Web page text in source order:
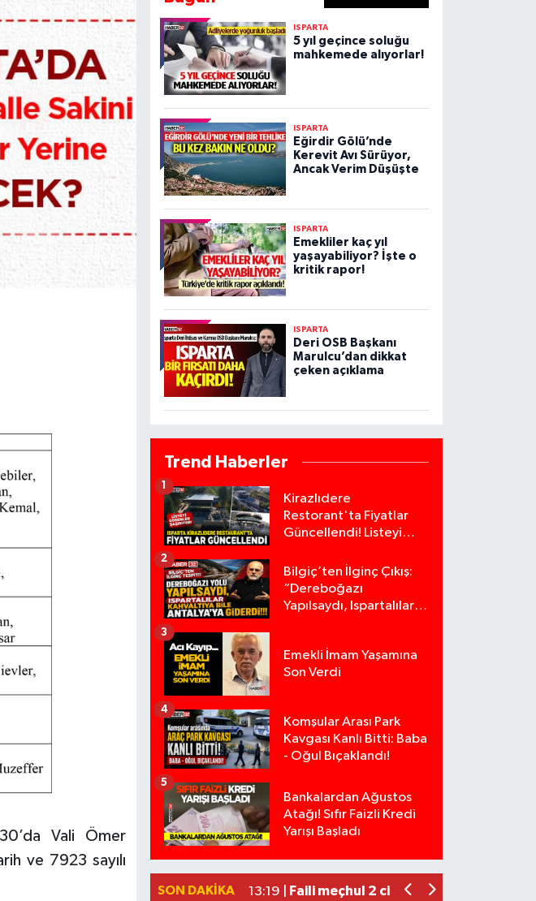
Vali Ömer
ve 7923 sayılı
ISPARTA
5 yıl geçince soluğu
mahkemede alıyorlar!
ISPARTA
Eğirdir Gölü’nde
Kerevit Avı Sürüyor,
Ancak Verim Düşüşte
ISPARTA
Emekliler kaç yıl
yaşayabiliyor? İşte o
kritik rapor!
ISPARTA
Deri OSB Başkanı
Marulcu’dan dikkat
çeken açıklama
Trend Haberler
Kirazlıdere
Restorant'ta Fiyatlar
Güncellendi! Listeyi
1
Bilgiç’ten İlginç Çıkış:
“Dereboğazı
Yapılsaydı, Ispartalılar
2
Emekli İmam Yaşamına
Son Verdi
3
Komşular Arası Park
Kavgası Kanlı Bitti: Baba
- Oğul Bıçaklandı!
4
Bankalardan Ağustos
Atağı! Sıfır Faizli Kredi
Yarışı Başladı
5
SON DAKIKA
19:36 |Isparta’da Silah Operasyonu: 165
17:18 |Anız Yangını Kazaya Neden Oldu: 13
17:08 |
13:19 |
Faili meçhul 2 cinayet daha